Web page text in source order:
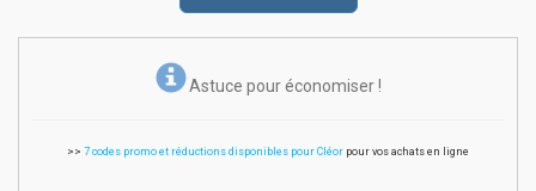
Astuce pour économiser !
>> 7 codes promo et réductions disponibles pour Cléor pour vos achats en ligne